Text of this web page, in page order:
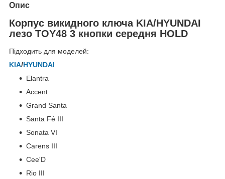
Опис
Корпус викидного ключа KIA/HYUNDAI
лезо TOY48 3 кнопки середня HOLD
Підходить для моделей:
KIA/HYUNDAI
Elantra
Accent
Grand Santa
Santa Fé III
Sonata VI
Carens III
Cee'D
Rio III